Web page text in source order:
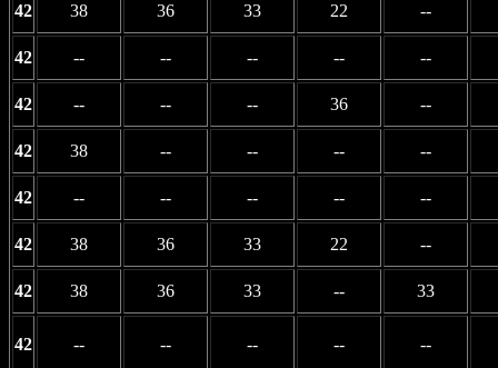
42 38 36 33 22 --
42 -- -- -- -- --
42 -- -- -- 36 --
42 38 -- -- -- --
42 -- -- -- -- --
42 38 36 33 22 --
42 38 36 33 -- 33
42 -- -- -- -- --